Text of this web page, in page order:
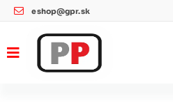
eshop@gpr.sk